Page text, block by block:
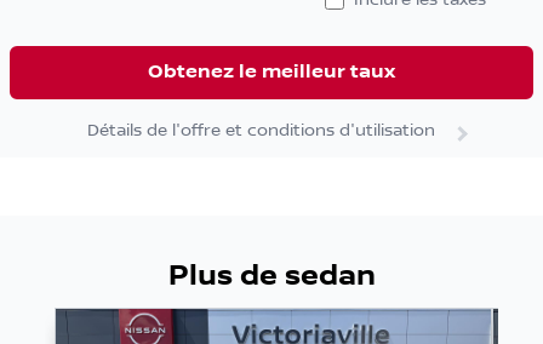
Obtenez le meilleur taux
Détails de l'offre et conditions d'utilisation
Plus de sedan